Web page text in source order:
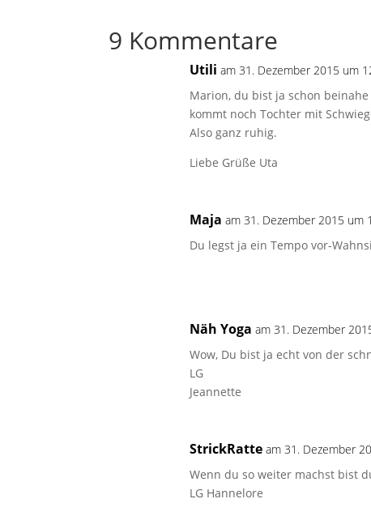
9 Kommentare
Utili am 31. Dezember 2015 um
Marion, du bist ja schon
kommt noch Tochter mit
Also ganz ruhig.
Liebe Grüße Uta
Maja am 31. Dezember 2015 um
Du legst ja ein Tempo vor-
Näh Yoga am 31. Dezember
Wow, Du bist ja echt von der
LG
Jeannette
StrickRatte am 31. Dezember
Wenn du so weiter machst bist
LG Hannelore